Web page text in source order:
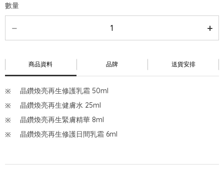
數量
商品資料 品牌 送貨安排
晶鑽煥亮再生修護乳霜 50ml
晶鑽煥亮再生健膚水 25ml
晶鑽煥亮再生緊膚精華 8ml
晶鑽煥亮再生修護日間乳霜 6ml